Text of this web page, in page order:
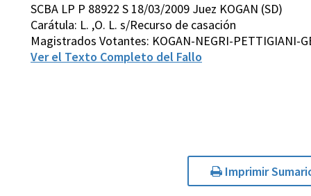
SCBA LP P 88922 S 18/03/2009 Juez KOGAN (SD)
Carátula: L. ,O. L. s/Recurso de casación
Magistrados Votantes: KOGAN-NEGRI-PETTIGIANI-
Ver el Texto Completo del Fallo
Imprimir